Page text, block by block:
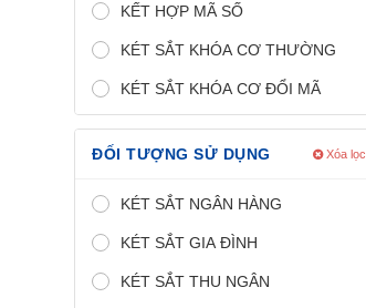
KẾT HỢP MÃ SỐ
KÉT SẮT KHÓA CƠ THƯỜNG
KÉT SẮT KHÓA CƠ ĐỔI MÃ
ĐỐI TƯỢNG SỬ DỤNG Xóa lọc
KÉT SẮT NGÂN HÀNG
KÉT SẮT GIA ĐÌNH
KÉT SẮT THU NGÂN